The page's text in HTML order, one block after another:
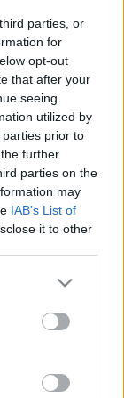
parties, or
for
opt-out
that after your
seeing
utilized by
prior to
further
parties on the
may
IAB’s List of
it to other
more Google
may click to
party tags to
below Google
volt
leendő
mellett,
–
a politikus
is
az interjú az